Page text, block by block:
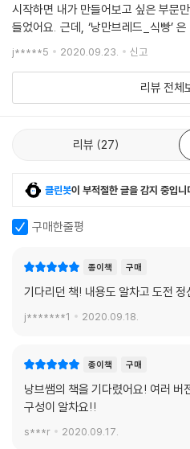
시작하면 내가 만들어보고 싶은 부문
들었어요. 근데, ‘낭만브레드_식빵’
을 느끼고, 구석구석 읽고 싶게 만들
식빵을 만들어 보고싶게끔 완독시킬
입문자들은 보통 책을 보며 시작하는
j*****5 2020.09.23. 신고
리뷰 전체
리뷰 27
클린봇이 부적절한 글을 감지 중입니
구매한줄평
종이책 구매
기다리던 책! 내용도 알차고 도전 정
j*******1 2020.09.18.
종이책 구매
낭브쌤의 책을 기다렸어요! 여러 버
구성이 알차요!!
s***r 2020.09.17.